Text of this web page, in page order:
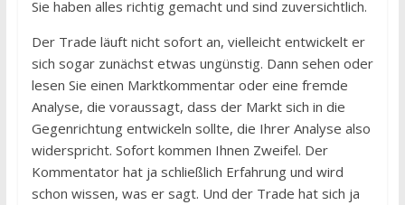
Sie haben alles richtig gemacht und sind zuversichtlich.
Der Trade läuft nicht sofort an, vielleicht entwickelt er
sich sogar zunächst etwas ungünstig. Dann sehen oder
lesen Sie einen Marktkommentar oder eine fremde
Analyse, die voraussagt, dass der Markt sich in die
Gegenrichtung entwickeln sollte, die Ihrer Analyse also
widerspricht. Sofort kommen Ihnen Zweifel. Der
Kommentator hat ja schließlich Erfahrung und wird
schon wissen, was er sagt. Und der Trade hat sich ja